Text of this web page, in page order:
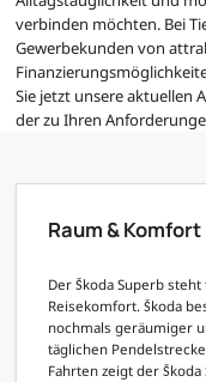
verbinden möchten. Bei
Gewerbekunden von
Sie jetzt unsere aktuellen
der zu Ihren
Raum & Komfort
Der Škoda Superb
Reisekomfort. Škoda
nochmals geräumiger
täglichen
Fahrten zeigt der